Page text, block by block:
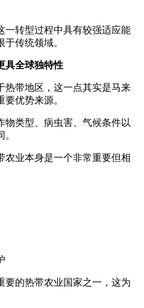
转型过程中具有较强适应能
传统领域。
全球独特性
带地区，这一点其实是马来
优势来源。
类型、病虫害、气候条件以
业本身是一个非常重要但相
的热带农业国家之一，这为